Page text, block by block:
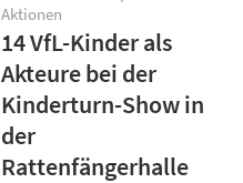
Aktionen
14 VfL-Kinder als
Akteure bei der
Kinderturn-Show in
der
Rattenfängerhalle